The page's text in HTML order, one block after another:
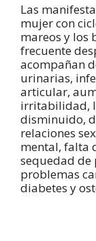
Las
mujer con
mareos y los
frecuente
acompañan
urinarias,
articular,
irritabilidad,
disminuido,
relaciones
mental, falta
sequedad de
problemas
diabetes y